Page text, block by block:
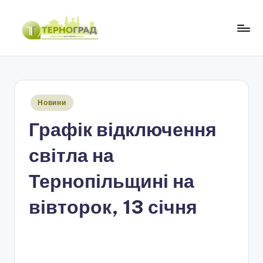
Перейти
Опубліковано
Новини
Графік відключення
світла на
Тернопільщині на
вівторок, 13 січня